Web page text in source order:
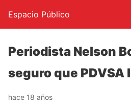
Espacio Público
Periodista Nelson
seguro que PDVSA
hace 18 años